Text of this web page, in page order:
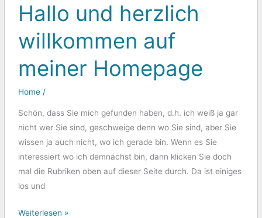
Hallo und herzlich
willkommen auf
meiner Homepage
Home /
Schön, dass Sie mich gefunden haben, d.h. ich weiß ja gar
nicht wer Sie sind, geschweige denn wo Sie sind, aber Sie
wissen ja auch nicht, wo ich gerade bin. Wenn es Sie
interessiert wo ich demnächst bin, dann klicken Sie doch
mal die Rubriken oben auf dieser Seite durch. Da ist einiges
los und
Hallo
und
herzlich
willkommen
auf
meiner
Homepage
Weiterlesen »